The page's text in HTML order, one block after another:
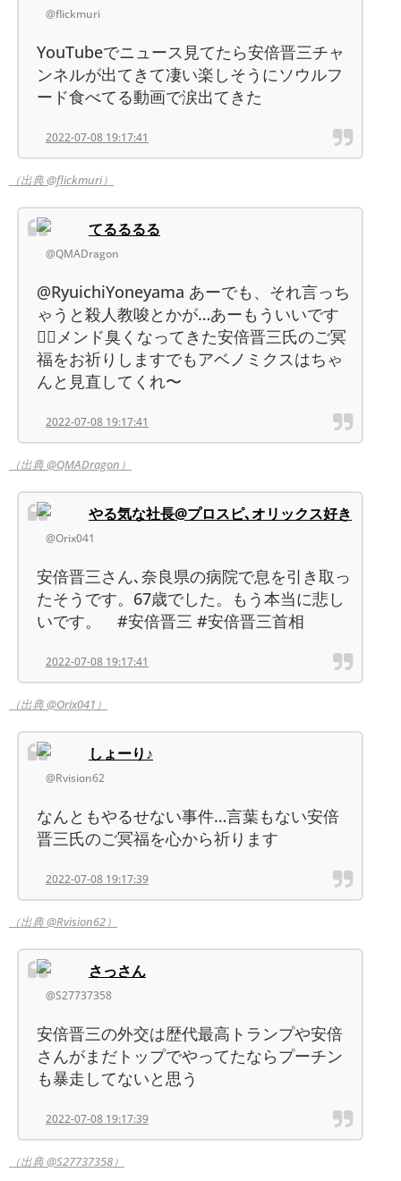
@flickmuri
YouTubeでニュース見てたら安倍晋三チャ
ンネルが出てきて凄い楽しそうにソウルフ
ード食べてる動画で涙出てきた
2022-07-08 19:17:41
（出典 @flickmuri）
てるるるる
@QMADragon
@RyuichiYoneyama あーでも、それ言っち
ゃうと殺人教唆とかが…あーもういいです
😮‍💨メンド臭くなってきた安倍晋三氏のご冥
福をお祈りしますでもアベノミクスはちゃ
んと見直してくれ〜
2022-07-08 19:17:41
（出典 @QMADragon）
やる気な社長@プロスピ､オリックス好き
@Orix041
安倍晋三さん､奈良県の病院で息を引き取っ
たそうです。67歳でした。もう本当に悲し
いです。 #安倍晋三 #安倍晋三首相
2022-07-08 19:17:41
（出典 @Orix041）
しょーり♪
@Rvision62
なんともやるせない事件…言葉もない安倍
晋三氏のご冥福を心から祈ります
2022-07-08 19:17:39
（出典 @Rvision62）
さっさん
@S27737358
安倍晋三の外交は歴代最高トランプや安倍
さんがまだトップでやってたならプーチン
も暴走してないと思う
2022-07-08 19:17:39
（出典 @S27737358）